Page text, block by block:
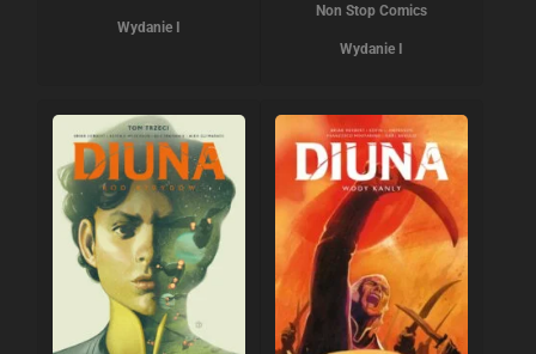
Wydanie I
Non Stop Comics
Wydanie I